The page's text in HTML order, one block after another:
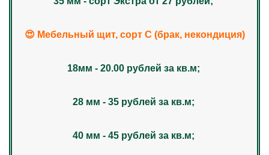
😍 Мебельный щит, сорт С (брак, некондиция)
18мм - 20.00 рублей за кв.м;
28 мм - 35 рублей за кв.м;
40 мм - 45 рублей за кв.м;